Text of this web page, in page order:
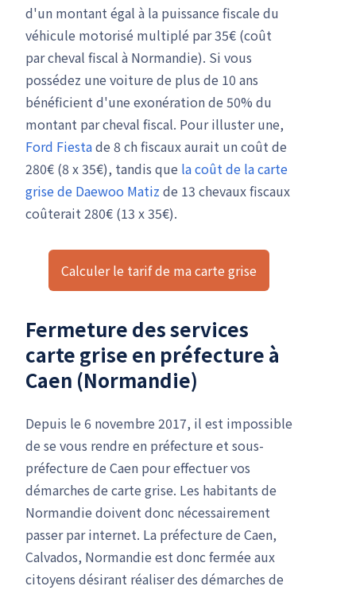
d'un montant égal à la puissance fiscale du
véhicule motorisé multiplé par 35€ (coût
par cheval fiscal à Normandie). Si vous
possédez une voiture de plus de 10 ans
bénéficient d'une exonération de 50% du
montant par cheval fiscal. Pour illuster une,
Ford Fiestade 8 ch fiscaux aurait un coût de
280€ (8 x 35€), tandis que la coût de la carte
grise de Daewoo Matiz de 13 chevaux fiscaux
coûterait 280€ (13 x 35€).
Calculer le tarif de ma carte grise
Fermeture des services
carte grise en préfecture à
Caen (Normandie)
Depuis le 6 novembre 2017, il est impossible
de se vous rendre en préfecture et sous-
préfecture de Caen pour effectuer vos
démarches de carte grise. Les habitants de
Normandie doivent donc nécessairement
passer par internet. La préfecture de Caen,
Calvados, Normandie est donc fermée aux
citoyens désirant réaliser des démarches de